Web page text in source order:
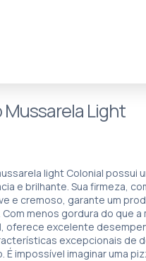
Mussarela Light
light Colonial possui
e brilhante. Sua firmeza,
e cremoso, garante um
Com menos gordura do que a
oferece excelente
excepcionais de
É impossível imaginar uma